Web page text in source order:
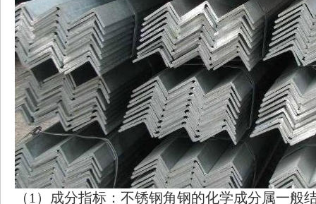
（1）成分指标：不锈钢角钢的化学成分属一般